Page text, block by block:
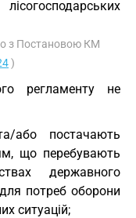
з Постановою КМ
)
регламенту не
або постачають
що перебувають
державного
потреб оборони
ситуацій;